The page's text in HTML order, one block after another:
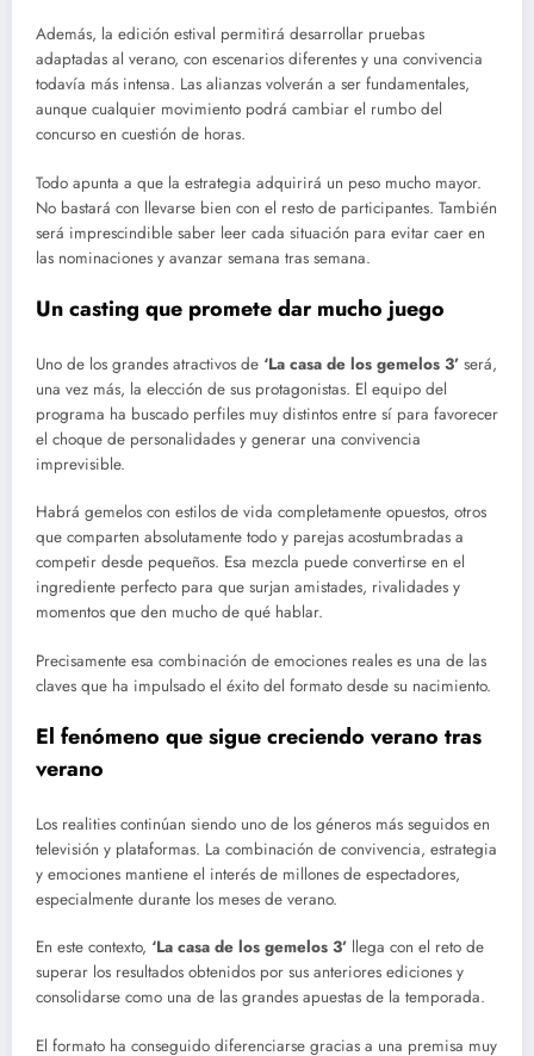
Además, la edición estival permitirá desarrollar pruebas
adaptadas al verano, con escenarios diferentes y una convivencia
todavía más intensa. Las alianzas volverán a ser fundamentales,
aunque cualquier movimiento podrá cambiar el rumbo del
concurso en cuestión de horas.
Todo apunta a que la estrategia adquirirá un peso mucho mayor.
No bastará con llevarse bien con el resto de participantes. También
será imprescindible saber leer cada situación para evitar caer en
las nominaciones y avanzar semana tras semana.
Un casting que promete dar mucho juego
Uno de los grandes atractivos de ‘La casa de los gemelos 3’ será,
una vez más, la elección de sus protagonistas. El equipo del
programa ha buscado perfiles muy distintos entre sí para favorecer
el choque de personalidades y generar una convivencia
imprevisible.
Habrá gemelos con estilos de vida completamente opuestos, otros
que comparten absolutamente todo y parejas acostumbradas a
competir desde pequeños. Esa mezcla puede convertirse en el
ingrediente perfecto para que surjan amistades, rivalidades y
momentos que den mucho de qué hablar.
Precisamente esa combinación de emociones reales es una de las
claves que ha impulsado el éxito del formato desde su nacimiento.
El fenómeno que sigue creciendo verano tras
verano
Los realities continúan siendo uno de los géneros más seguidos en
televisión y plataformas. La combinación de convivencia, estrategia
y emociones mantiene el interés de millones de espectadores,
especialmente durante los meses de verano.
En este contexto, ‘La casa de los gemelos 3’ llega con el reto de
superar los resultados obtenidos por sus anteriores ediciones y
consolidarse como una de las grandes apuestas de la temporada.
El formato ha conseguido diferenciarse gracias a una premisa muy